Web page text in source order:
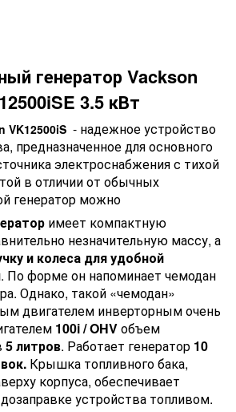
генератор Vackson
3.5 кВт
VK12500iS - надежное устройство
предназначенное для основного
электроснабжения с тихой
в отличии от обычных
генератор можно
имеет компактную
незначительную массу, а
и колеса для удобной
. По форме он напоминает чемодан
Однако, такой «чемодан»
двигателем инверторным очень
100i / OHVобъем
5 литров. Работает генератор 10
Крышка топливного бака,
корпуса, обеспечивает
устройства топливом.